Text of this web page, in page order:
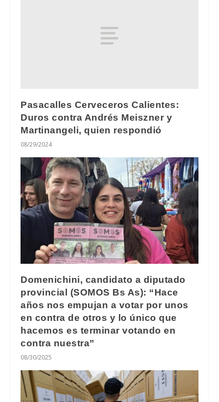
Pasacalles Cerveceros Calientes:
Duros contra Andrés Meiszner y
Martinangeli, quien respondió
08/29/2024
Domenichini, candidato a diputado
provincial (SOMOS Bs As): “Hace
años nos empujan a votar por unos
en contra de otros y lo único que
hacemos es terminar votando en
contra nuestra”
08/30/2025